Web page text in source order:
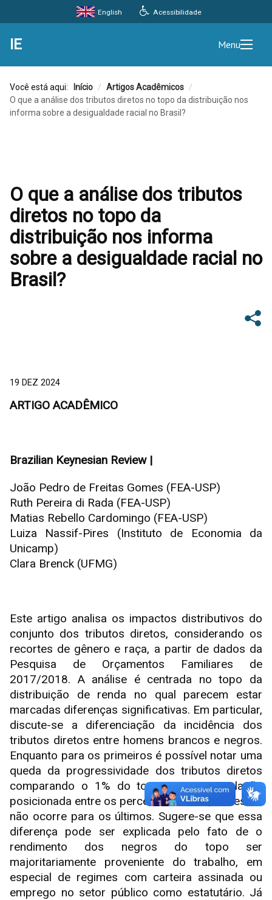
Acessibilidade
English
IE Menu
Você está aqui: Início / Artigos Acadêmicos /
O que a análise dos tributos diretos no topo da distribuição nos
informa sobre a desigualdade racial no Brasil?
O que a análise dos tributos
diretos no topo da
distribuição nos informa
sobre a desigualdade racial no
Brasil?
19 DEZ 2024
ARTIGO ACADÊMICO
Brazilian Keynesian Review |
João Pedro de Freitas Gomes (FEA-USP)
Ruth Pereira di Rada (FEA-USP)
Matias Rebello Cardomingo (FEA-USP)
Luiza Nassif-Pires (Instituto de Economia da
Unicamp)
Clara Brenck (UFMG)
Este artigo analisa os impactos distributivos do
conjunto dos tributos diretos, considerando os
recortes de gênero e raça, a partir de dados da
Pesquisa de Orçamentos Familiares de
2017/2018. A análise é centrada no topo da
distribuição de renda no qual parecem estar
marcadas diferenças significativas. Em particular,
discute-se a diferenciação da incidência dos
tributos diretos entre homens brancos e negros.
Enquanto para os primeiros é possível notar uma
queda da progressividade dos tributos diretos
comparando o 1% do topo com a população
posicionada entre os percentis 90 e 99, o mesmo
não ocorre para os últimos. Sugere-se que essa
diferença pode ser explicada pelo fato de o
rendimento dos negros do topo ser
majoritariamente proveniente do trabalho, em
especial de regimes com carteira assinada ou
emprego no setor público como estatutário. Já